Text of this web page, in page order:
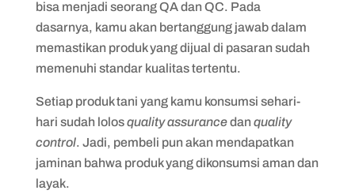
bisa menjadi seorang QA dan QC. Pada
dasarnya, kamu akan bertanggung jawab dalam
memastikan produk yang dijual di pasaran sudah
memenuhi standar kualitas tertentu.
Setiap produk tani yang kamu konsumsi sehari-
hari sudah lolosquality assurancedanquality
control. Jadi, pembeli pun akan mendapatkan
jaminan bahwa produk yang dikonsumsi aman dan
layak.